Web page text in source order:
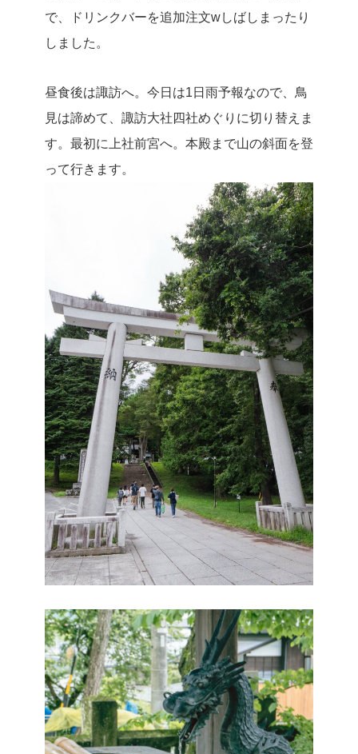
で、ドリンクバーを追加注文wしばしまったり
しました。
昼食後は諏訪へ。今日は1日雨予報なので、鳥
見は諦めて、諏訪大社四社めぐりに切り替えま
す。最初に上社前宮へ。 本殿まで山の斜面を登
って行きます。